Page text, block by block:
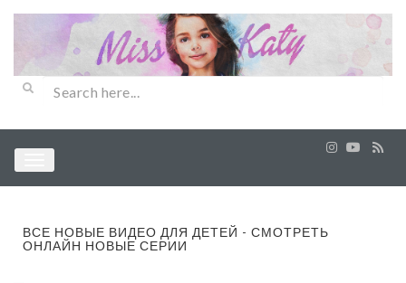
ВСЕ НОВЫЕ ВИДЕО ДЛЯ ДЕТЕЙ - СМОТРЕТЬ
ОНЛАЙН НОВЫЕ СЕРИИ